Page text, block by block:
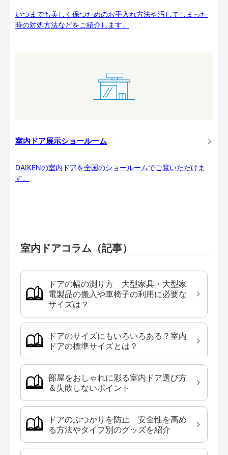
いつまでも美しく保つためのお手入れ方法や汚してしまった
時の対処方法などをご紹介します。
室内ドア展示ショールーム
DAIKENの室内ドアを全国のショールームでご覧いただけま
す。
室内ドアコラム（記事）
ドアの幅の測り方 大型家具・大型家
電製品の搬入や車椅子の利用に必要な
サイズは？
ドアのサイズにもいろいろある？室内
ドアの標準サイズとは？
部屋をおしゃれに彩る室内ドア選び方
＆失敗しないポイント
ドアのぶつかりを防止 安全性を高め
る方法やタイプ別のグッズを紹介